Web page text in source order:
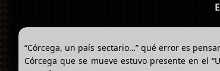
“Córcega, un país sectario…” qué error es
Córcega que se mueve estuvo presente en el